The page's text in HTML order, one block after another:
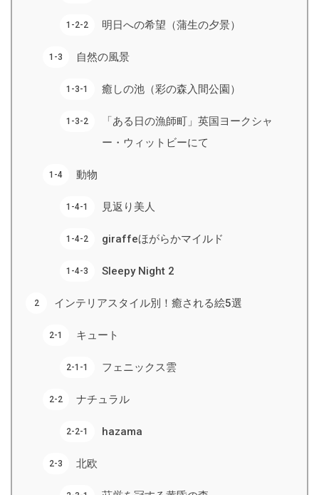
明日への希望（蒲生の夕景）
自然の風景
癒しの池（彩の森入間公園）
「ある日の漁師町」英国ヨークシャ
ー・ウィットビーにて
動物
見返り美人
giraffeほがらかマイルド
Sleepy Night 2
インテリアスタイル別！癒される絵5選
キュート
フェニックス雲
ナチュラル
hazama
北欧